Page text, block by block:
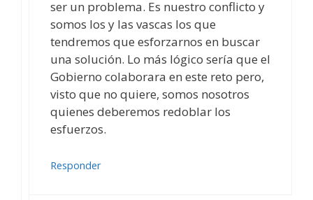
ser un problema. Es nuestro conflicto y
somos los y las vascas los que
tendremos que esforzarnos en buscar
una solución. Lo más lógico sería que el
Gobierno colaborara en este reto pero,
visto que no quiere, somos nosotros
quienes deberemos redoblar los
esfuerzos.
Responder